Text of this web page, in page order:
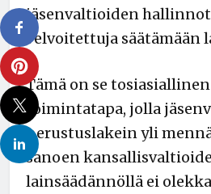
jäsenvaltioiden
velvoitettuja säätämään
Tämä on se
toimintatapa, jolla
perustuslakein yli
sanoen
lainsäädännöllä ei